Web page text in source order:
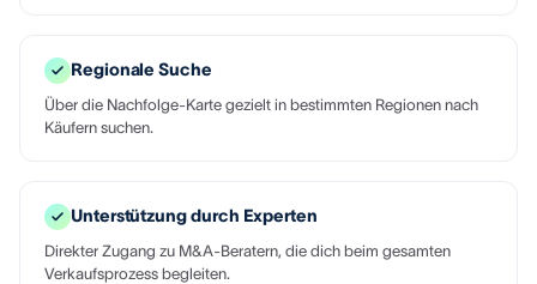
Regionale Suche
Über die Nachfolge-Karte gezielt in bestimmten Regionen nach
Käufern suchen.
Unterstützung durch Experten
Direkter Zugang zu M&A-Beratern, die dich beim gesamten
Verkaufsprozess begleiten.